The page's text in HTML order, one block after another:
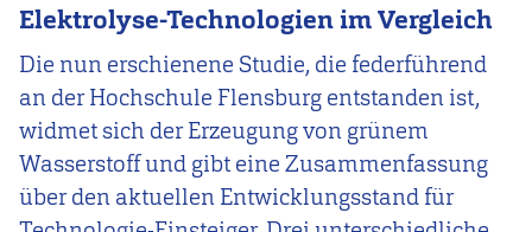
Elektrolyse-Technologien im Vergleich
Die nun erschienene Studie, die federführend
an der Hochschule Flensburg entstanden ist,
widmet sich der Erzeugung von grünem
Wasserstoff und gibt eine Zusammenfassung
über den aktuellen Entwicklungsstand für